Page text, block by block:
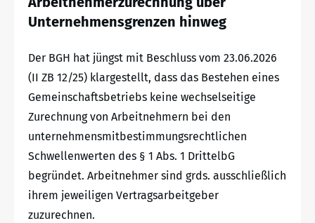
Unternehmensgrenzen hinweg
Der BGH hat jüngst mit Beschluss vom 23.06.2026
(II ZB 12/25) klargestellt, dass das Bestehen eines
Gemeinschaftsbetriebs keine wechselseitige
Zurechnung von Arbeitnehmern bei den
unternehmensmitbestimmungsrechtlichen
Schwellenwerten des § 1 Abs. 1 DrittelbG
begründet. Arbeitnehmer sind grds. ausschließlich
ihrem jeweiligen Vertragsarbeitgeber
zuzurechnen.